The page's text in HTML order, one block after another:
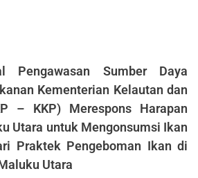
Pengawasan Sumber Daya
Kementerian Kelautan dan
– KKP) Merespons Harapan
Utara untuk Mengonsumsi Ikan
Praktek Pengeboman Ikan di
Utara